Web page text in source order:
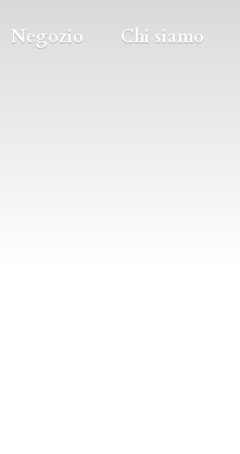
Negozio Chi siamo